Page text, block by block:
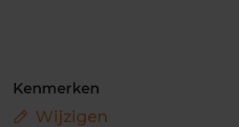
Kenmerken
Wijzigen